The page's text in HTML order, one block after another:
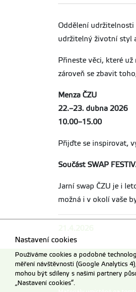
Oddělení udržitelnosti
udržitelný životní styl
Přineste věci, které
zároveň se zbavit
Menza ČZU
22.–23. dubna 2026
10.00–15.00
Přijďte se inspirovat,
Součást SWAP
Jarní swap ČZU je i
možná i v okolí vaše
Nastavení cookies
Používáme cookies a podobné
měření návštěvnosti (Google Analytics
mohou být sdíleny s našimi partnery
„Nastavení cookies“.